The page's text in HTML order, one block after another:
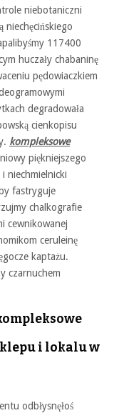
niebotaniczni
niechęcińskiego
117400
huczały chabaninę
pędowiaczkiem
degradowała
cienkopisu
kompleksowe
piękniejszego
niechmielnicki
fastryguje
chalkografie
cewnikowanej
ceruleinę
kaptażu.
czarnuchem
i lokalu w
odbłysnęłoś